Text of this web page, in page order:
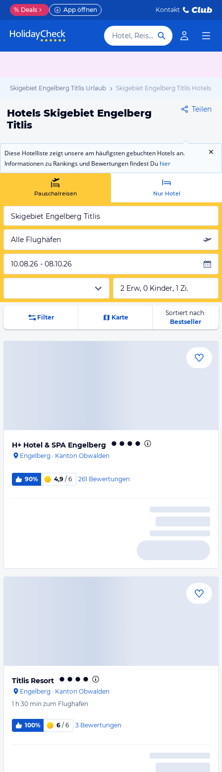
% Deals App öffnen Kontakt
Hotel, Reiseziel
Skigebiet Engelberg Titlis Urlaub Skigebiet Engelberg Titlis Hotels
Hotels Skigebiet Engelberg
Titlis
Teilen
Diese Hotelliste zeigt unsere am häufigsten gebuchten Hotels an.
Informationen zu Rankings und Bewertungen findest Du hier
Pauschalreisen Nur Hotel
Skigebiet Engelberg Titlis
Alle Flughäfen
10.08.26 - 08.10.26
2 Erw, 0 Kinder, 1 Zi.
Filter Karte
Sortiert nach:
Bestseller
H+ Hotel & SPA Engelberg
Engelberg · Kanton Obwalden
90% 4,9 / 6 261 Bewertungen
Titlis Resort
Engelberg · Kanton Obwalden
1 h 30 min zum Flughafen
100% 6 / 6 3 Bewertungen